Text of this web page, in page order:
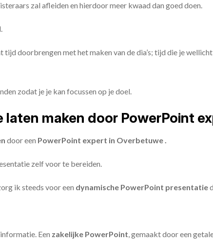
zal afleiden en hierdoor meer kwaad dan goed doen.
tijd doorbrengen met het maken van de dia’s; tijd die je
zodat je je kan focussen op je doel.
maken door PowerPoint
door een PowerPoint expert in Overbetuwe .
zelf voor te bereiden.
ik steeds voor een dynamische PowerPoint presentatie
Een zakelijke PowerPoint, gemaakt door een